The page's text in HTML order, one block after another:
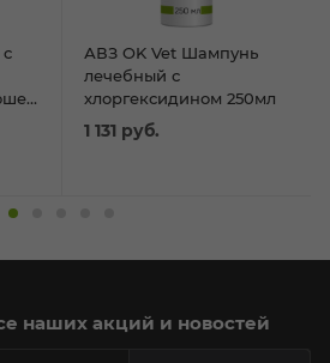
АВЗ OK Vet Шампунь
лечебный с
хлоргексидином 250мл
1 131 руб.
наших акций и новостей